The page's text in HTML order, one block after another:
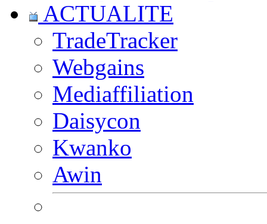
ACTUALITE
TradeTracker
Webgains
Mediaffiliation
Daisycon
Kwanko
Awin